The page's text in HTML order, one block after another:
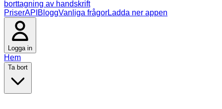
borttagning av handskrift
PriserAPI BloggVanliga frågorLadda ner appen
Logga in
Hem
Ta bort